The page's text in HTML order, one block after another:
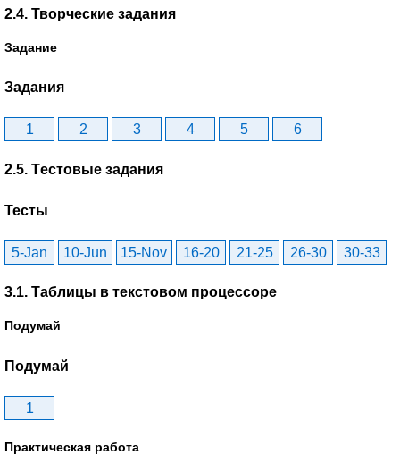
2.4. Творческие задания
Задание
Задания
1 2 3 4 5 6
2.5. Tестовые задания
Тесты
5-Jan 10-Jun 15-Nov 16-20 21-25 26-30 30-33
3.1. Таблицы в текстовом процессоре
Подумай
Подумай
1
Практическая работа